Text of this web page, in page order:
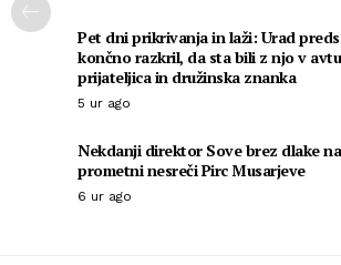
Pet dni prikrivanja in laži: Urad
končno razkril, da sta bili z njo v
prijateljica in družinska znanka
5 ur ago
Nekdanji direktor Sove brez dlake
prometni nesreči Pirc Musarjeve
6 ur ago